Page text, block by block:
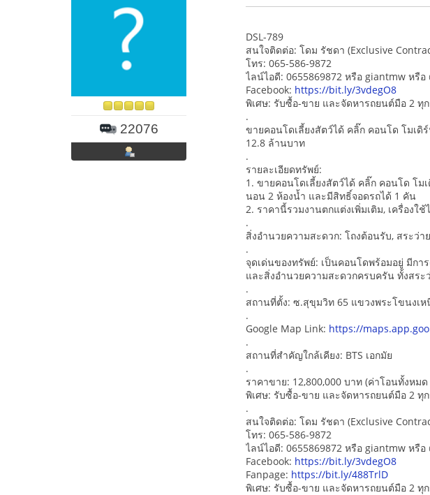
22076
DSL-789
สนใจติดต่อ: โดม รัชดา (Exclusive
โทร: 065-586-9872
ไลน์ไอดี: 0655869872 หรือ giantmw หรือ
Facebook: https://bit.ly/3vdegO8
พิเศษ: รับซื้อ-ขาย และจัดหารถยนต์มือ 2 ทุ
.
ขายคอนโดเลี้ยงสัตว์ได้ คลิ๊ก คอนโด โมเดิ
12.8 ล้านบาท
.
รายละเอียดทรัพย์:
1. ขายคอนโดเลี้ยงสัตว์ได้ คลิ๊ก คอนโด โ
นอน 2 ห้องน้ำ และมีสิทธิ์จอดรถได้ 1 คัน
2. ราคานี้รวมงานตกแต่งเพิ่มเติม, เครื่องใ
.
สิ่งอำนวยความสะดวก: โถงต้อนรับ, สระว่
.
จุดเด่นของทรัพย์: เป็นคอนโดพร้อมอยู่ มีกา
และสิ่งอำนวยความสะดวกครบครัน ทั้งสร
.
สถานที่ตั้ง: ซ.สุขุมวิท 65 แขวงพระโขนงเ
.
Google Map Link: https://
.
สถานที่สำคัญใกล้เคียง: BTS เอกมัย
.
ราคาขาย: 12,800,000 บาท (ค่าโอนทั้งหมด
พิเศษ: รับซื้อ-ขาย และจัดหารถยนต์มือ 2 ทุ
.
สนใจติดต่อ: โดม รัชดา (Exclusive
โทร: 065-586-9872
ไลน์ไอดี: 0655869872 หรือ giantmw หรือ
Facebook: https://bit.ly/3vdegO8
Fanpage: https://bit.ly/488TrlD
พิเศษ: รับซื้อ-ขาย และจัดหารถยนต์มือ 2 ทุ